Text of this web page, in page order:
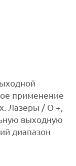
применение
Лазеры / O +,
выходную
диапазон